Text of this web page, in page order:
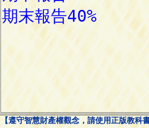
【遵守智慧財產權觀念，請使用正版教科